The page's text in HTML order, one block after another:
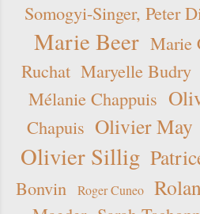
Somogyi-Singer, Peter
Marie Beer Marie
Ruchat Maryelle Budry
Mélanie Chappuis
Chapuis Olivier May
Olivier Sillig
Bonvin
Roger Cuneo